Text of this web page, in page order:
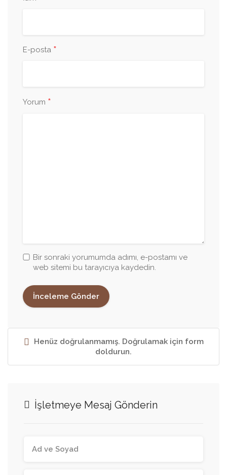
E-posta *
Yorum *
Bir sonraki yorumumda adımı, e-postamı ve
web sitemi bu tarayıcıya kaydedin.
Henüz doğrulanmamış. Doğrulamak için form
doldurun.
İşletmeye Mesaj Gönderin